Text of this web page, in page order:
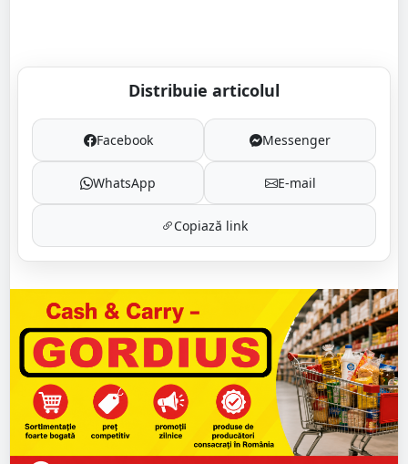
Distribuie articolul
Facebook Messenger
WhatsApp E-mail
Copiază link